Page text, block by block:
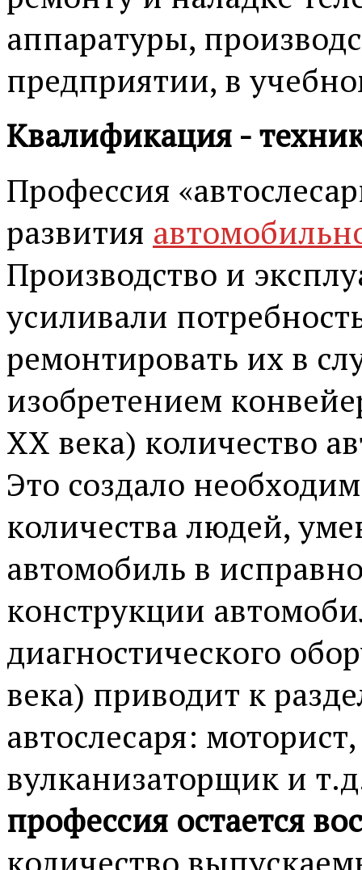
аппаратуры,
предприятии, в
Квалификация -
Профессия
развития
Производство и
усиливали
ремонтировать их в
изобретением
XX века) количество
Это создало
количества людей,
автомобиль в
конструкции
диагностического
века) приводит к
автослесаря:
вулканизаторщик и
профессия остается